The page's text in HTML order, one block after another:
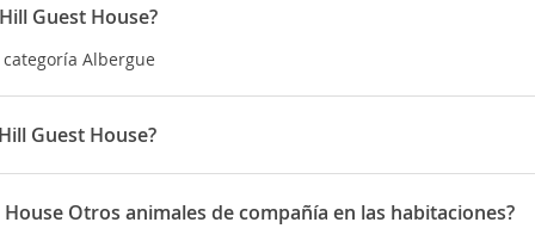
Guest House?
Albergue
Guest House?
en Calle Principal Isla
Otros animales de compañía en las habitaciones?